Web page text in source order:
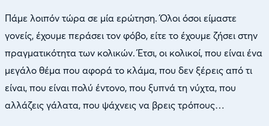
Πάμε λοιπόν τώρα σε μία ερώτηση. Όλοι όσοι είμαστε
γονείς, έχουμε περάσει τον φόβο, είτε το έχουμε ζήσει στην
πραγματικότητα των κολικών. Έτσι, οι κολικοί, που είναι ένα
μεγάλο θέμα που αφορά το κλάμα, που δεν ξέρεις από τι
είναι, που είναι πολύ έντονο, που ξυπνά τη νύχτα, που
αλλάζεις γάλατα, που ψάχνεις να βρεις τρόπους…